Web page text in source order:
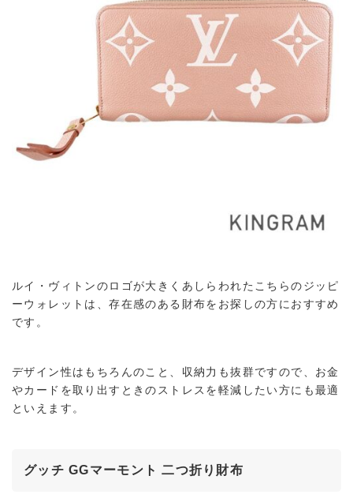
ルイ・ヴィトンのロゴが大きくあしらわれたこちらのジッピ
ーウォレットは、存在感のある財布をお探しの方におすすめ
です。
デザイン性はもちろんのこと、収納力も抜群ですので、お金
やカードを取り出すときのストレスを軽減したい方にも最適
といえます。
グッチ GGマーモント 二つ折り財布